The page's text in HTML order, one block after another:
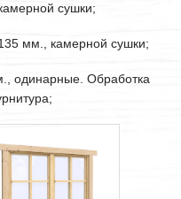
сушки;
мм., камерной сушки;
одинарные. Обработка